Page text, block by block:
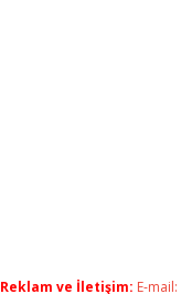
Reklam ve İletişim: E-mail: